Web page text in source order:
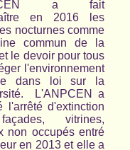
a fait
en 2016 les
nocturnes comme
commun de la
le devoir pour tous
l'environnement
dans loi sur la
L'ANPCEN a
l'arrêté d'extinction
vitrines,
non occupés entré
en 2013 et elle a